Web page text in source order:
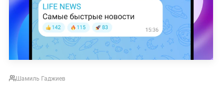
Шамиль Гаджиев